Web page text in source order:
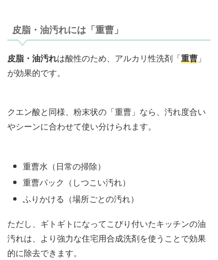
皮脂・油汚れには「重曹」
皮脂・油汚れは酸性のため、アルカリ性洗剤「重曹 」
が効果的です。
クエン酸と同様、粉末状の「重曹」なら、汚れ度合い
やシーンに合わせて使い分けられます。
重曹水（日常の掃除）
重曹パック（しつこい汚れ）
ふりかける（場所ごとの汚れ）
ただし、ギトギトになってこびり付いたキッチンの油
汚れは、より強力な住宅用合成洗剤を使うことで効果
的に除去できます。